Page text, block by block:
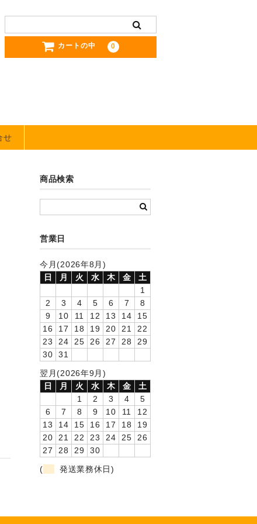
カートの中 0
せ
商品検索
営業日
今月(2026年8月)
日
月 火 水 木 金
土
1
2
3 4 5 6 7
8
9
10 11 12 13 14
15
16
17 18 19 20 21
22
23
24 25 26 27 28
29
30
31
翌月(2026年9月)
日
月 火 水 木 金
土
1
2 3 4
5
6
7 8 9 10 11
12
13
14 15 16 17 18
19
20
21 22 23 24 25
26
27
28 29
30
(
発送業務休日)